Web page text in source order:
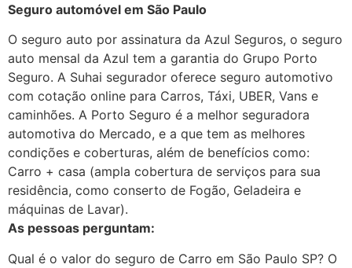
Seguro automóvel em São Paulo
O seguro auto por assinatura da Azul Seguros, o seguro
auto mensal da Azul tem a garantia do Grupo Porto
Seguro. A Suhai segurador oferece seguro automotivo
com cotação online para Carros, Táxi, UBER, Vans e
caminhões. A Porto Seguro é a melhor seguradora
automotiva do Mercado, e a que tem as melhores
condições e coberturas, além de benefícios como:
Carro + casa (ampla cobertura de serviços para sua
residência, como conserto de Fogão, Geladeira e
máquinas de Lavar).
As pessoas perguntam:
Qual é o valor do seguro de Carro em São Paulo SP? O